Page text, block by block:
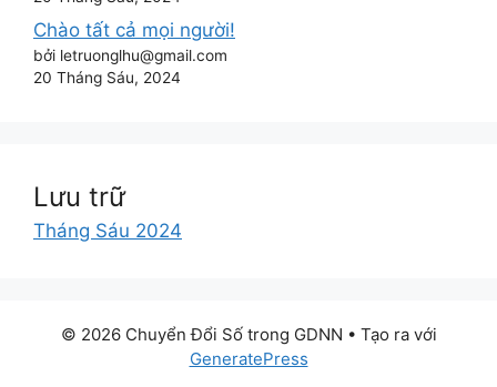
Chào tất cả mọi người!
bởi letruonglhu@gmail.com
20 Tháng Sáu, 2024
Lưu trữ
Tháng Sáu 2024
© 2026 Chuyển Đổi Số trong GDNN • Tạo ra với
GeneratePress